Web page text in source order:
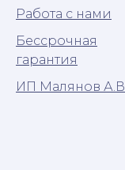
Работа с нами
Бессрочная
гарантия
ИП Малянов А.В.